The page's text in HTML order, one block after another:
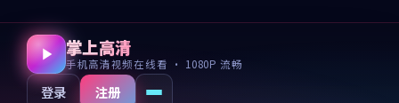
掌上高清
手机高清视频在线看 · 1080P 流畅
登录 注册